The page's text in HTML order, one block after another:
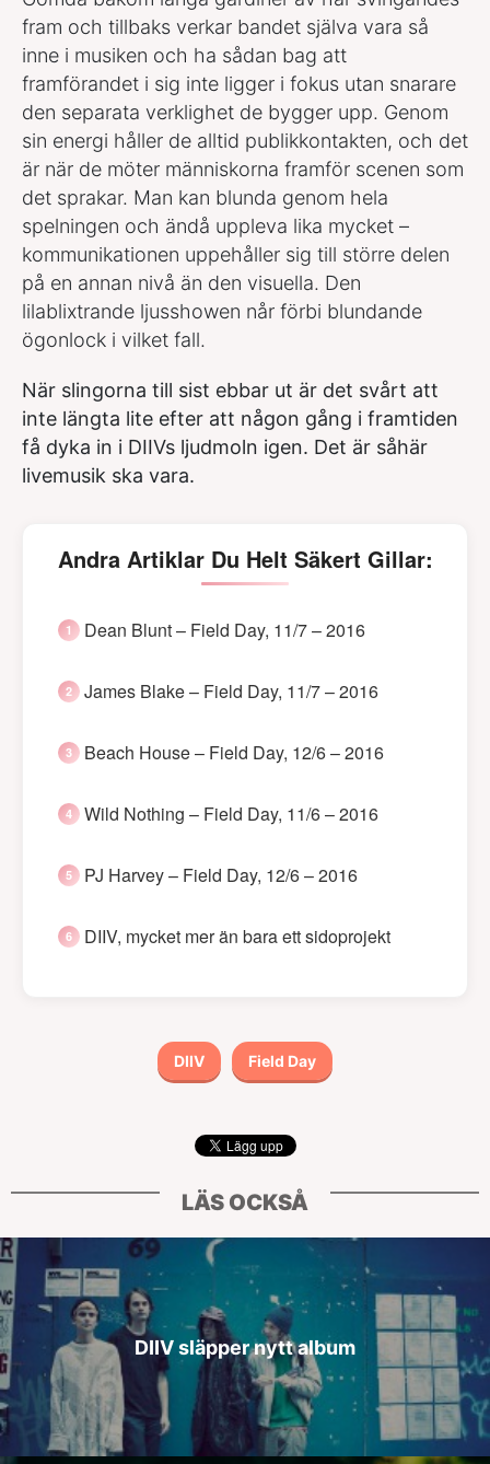
fram och tillbaks verkar bandet själva vara så
inne i musiken och ha sådan bag att
framförandet i sig inte ligger i fokus utan snarare
den separata verklighet de bygger upp. Genom
sin energi håller de alltid publikkontakten, och det
är när de möter människorna framför scenen som
det sprakar. Man kan blunda genom hela
spelningen och ändå uppleva lika mycket –
kommunikationen uppehåller sig till större delen
på en annan nivå än den visuella. Den
lilablixtrande ljusshowen når förbi blundande
ögonlock i vilket fall.
När slingorna till sist ebbar ut är det svårt att
inte längta lite efter att någon gång i framtiden
få dyka in i DIIVs ljudmoln igen. Det är såhär
livemusik ska vara.
Andra Artiklar Du Helt Säkert Gillar:
Dean Blunt – Field Day, 11/7 – 2016
James Blake – Field Day, 11/7 – 2016
Beach House – Field Day, 12/6 – 2016
Wild Nothing – Field Day, 11/6 – 2016
PJ Harvey – Field Day, 12/6 – 2016
DIIV, mycket mer än bara ett sidoprojekt
DIIV Field Day
LÄS OCKSÅ
DIIV släpper nytt album